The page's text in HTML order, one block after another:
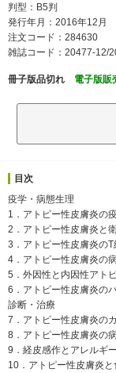
判型：B5判
発行年月：2016年12月
注文コード：284630
雑誌コード：20477-12/
冊子版品切れ 電子版販
目次
疫学・病態生理
1．アトピー性皮膚炎の
2．アトピー性皮膚炎と
3．アトピー性皮膚炎のT
4．アトピー性皮膚炎の
5．外因性と内因性アト
6．アトピー性皮膚炎の
診断・治療
7．アトピー性皮膚炎の
8．アトピー性皮膚炎の
9．経皮感作とアレルギ
10．アトピー性皮膚炎